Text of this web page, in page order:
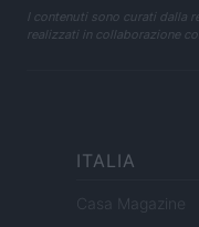
I contenuti sono curati dalla
realizzati in collaborazione
ITALIA
Casa Magazine